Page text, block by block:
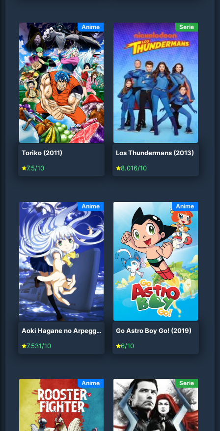
Anime
Toriko (2011)
7.5/10
Serie
Los Thundermans (2013)
8.016/10
Anime
Aoki Hagane no Arpeggio (2013)
7.531/10
Anime
Go Astro Boy Go! (2019)
6/10
Anime Serie